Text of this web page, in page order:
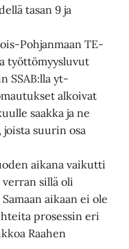
tasan 9 ja
Pohjanmaan TE-
työttömyysluvut
SSAB:lla yt-
alkoivat
saakka ja ne
suurin osa
aikana vaikutti
sillä oli
aikaan ei ole
prosessin eri
Raahen